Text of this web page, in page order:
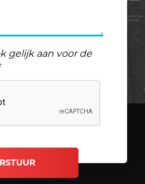
gelijk aan voor de